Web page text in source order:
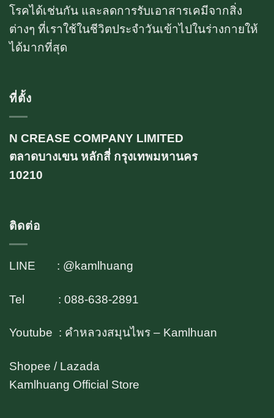
โรคได้เช่นกัน และลดการรับเอาสารเคมีจากสิ่ง
ต่างๆ ที่เราใช้ในชีวิตประจำวันเข้าไปในร่างกายให้
ได้มากที่สุด
ที่ตั้ง
N CREASE COMPANY LIMITED
ตลาดบางเขน หลักสี่ กรุงเทพมหานคร
10210
ติดต่อ
LINE : @kamlhuang
Tel : 088-638-2891
Youtube : คำหลวงสมุนไพร – Kamlhuan
Shopee / Lazada
Kamlhuang Official Store